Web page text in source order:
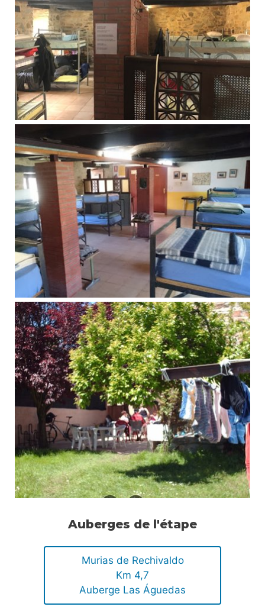
Auberges de l'étape
Murias de Rechivaldo
Km 4,7
Auberge Las Águedas